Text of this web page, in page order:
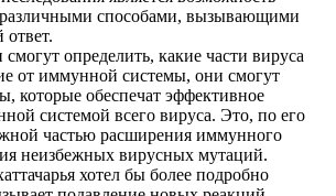
различными способами, вызывающими
определить, какие части вируса
от иммунной системы, они смогут
которые обеспечат эффективное
системой всего вируса. Это, по его
частью расширения иммунного
неизбежных вирусных мутаций.
хотел бы более подробно